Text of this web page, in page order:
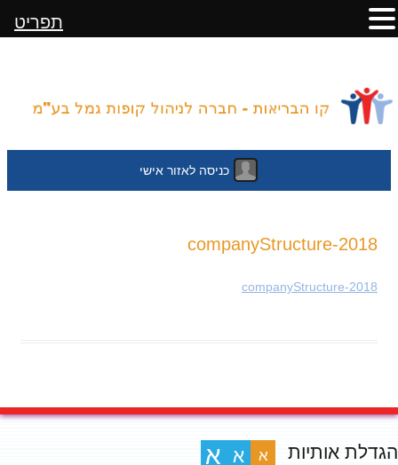
כניסה לאזור אישי
לתוכן
2018-companyStructure
2018-companyStructure
הגדלת אותיות א א א
תפריט